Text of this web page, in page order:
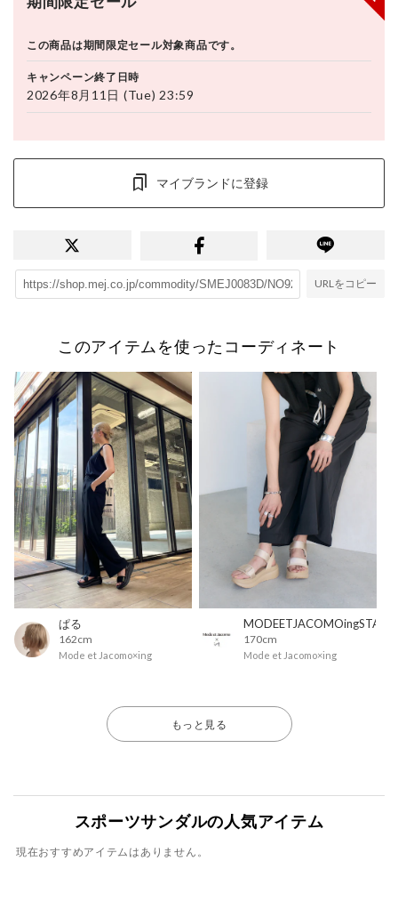
この商品は期間限定セール対象商品です。
キャンペーン終了日時
2026年8月11日 (Tue) 23:59
マイブランドに登録
URLをコピー
このアイテムを使ったコーディネート
ぱる
162cm
Mode et Jacomo×ing
MODEETJACOMOingSTAFF
170cm
Mode et Jacomo×ing
もっと見る
スポーツサンダルの人気アイテム
現在おすすめアイテムはありません。